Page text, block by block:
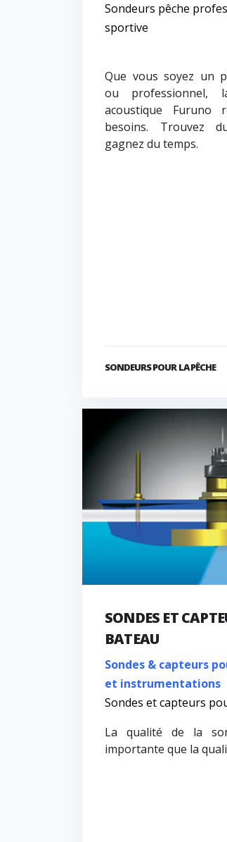
Sondeurs pêche
sportive
Que vous soyez un
ou professionnel,
acoustique Furuno
besoins. Trouvez
gagnez du temps.
SONDEURS POUR LA PÊCHE
SONDES ET
BATEAU
Sondes & capteurs
et instrumentations
Sondes et capteurs
La qualité de la
importante que la